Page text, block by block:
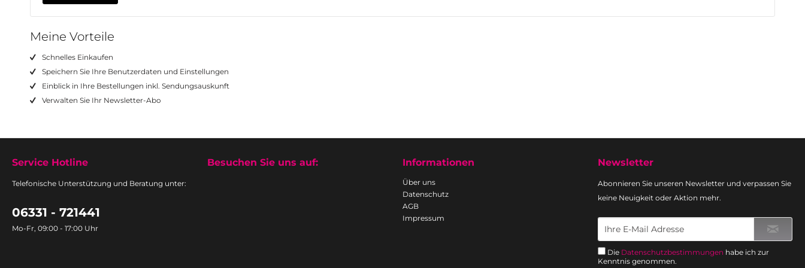
Meine Vorteile
Schnelles Einkaufen
Speichern Sie Ihre Benutzerdaten und Einstellungen
Einblick in Ihre Bestellungen inkl. Sendungsauskunft
Verwalten Sie Ihr Newsletter-Abo
Service Hotline
Telefonische Unterstützung und Beratung unter:
06331 - 721441
Mo-Fr, 09:00 - 17:00 Uhr
Besuchen Sie uns auf: Informationen
Über uns
Datenschutz
AGB
Impressum
Newsletter
Abonnieren Sie unseren Newsletter und verpassen Sie
keine Neuigkeit oder Aktion mehr.
Die Datenschutzbestimmungen habe ich zur
Kenntnis genommen.